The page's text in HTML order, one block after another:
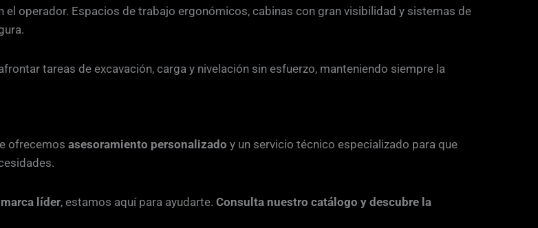
el operador. Espacios de trabajo ergonómicos, cabinas con gran visibilidad y sistemas de
tareas de excavación, carga y nivelación sin esfuerzo, manteniendo siempre la
ofrecemos asesoramiento personalizado y un servicio técnico especializado para que
líder, estamos aquí para ayudarte. Consulta nuestro catálogo y descubre la